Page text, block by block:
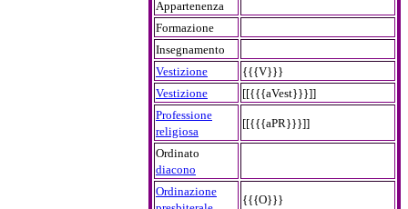
Appartenenza
Formazione
Insegnamento
Vestizione
{{{V}}}
Vestizione
[[{{{aVest}}}]]
Professione
religiosa
[[{{{aPR}}}]]
Ordinato
diacono
Ordinazione
{{{O}}}